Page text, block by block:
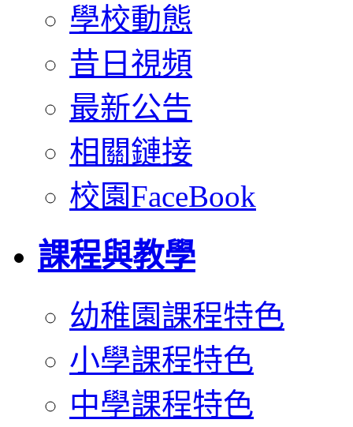
學校動態
昔日視頻
最新公告
相關鏈接
校園FaceBook
課程與教學
幼稚園課程特色
小學課程特色
中學課程特色